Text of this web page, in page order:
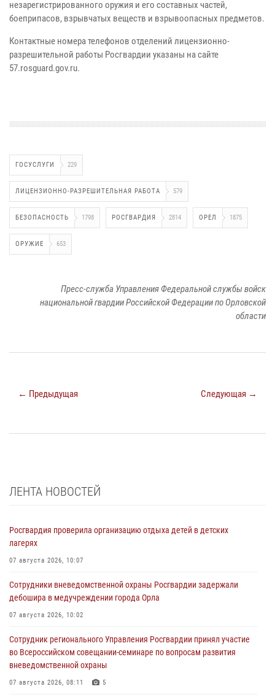
незарегистрированного оружия и его составных частей,
боеприпасов, взрывчатых веществ и взрывоопасных предметов.
Контактные номера телефонов отделений лицензионно-
разрешительной работы Росгвардии указаны на сайте
57.rosguard.gov.ru.
ГОСУСЛУГИ 229
ЛИЦЕНЗИОННО-РАЗРЕШИТЕЛЬНАЯ РАБОТА 579
БЕЗОПАСНОСТЬ 1798 РОСГВАРДИЯ 2814 ОРЕЛ 1875
ОРУЖИЕ 653
Пресс-служба Управления Федеральной службы войск
национальной гвардии Российской Федерации по Орловской
области
← Предыдущая Следующая →
ЛЕНТА НОВОСТЕЙ
Росгвардия проверила организацию отдыха детей в детских
лагерях
07 августа 2026, 10:07
Сотрудники вневедомственной охраны Росгвардии задержали
дебошира в медучреждении города Орла
07 августа 2026, 10:02
Сотрудник регионального Управления Росгвардии принял участие
во Всероссийском совещании-семинаре по вопросам развития
вневедомственной охраны
07 августа 2026, 08:11 5